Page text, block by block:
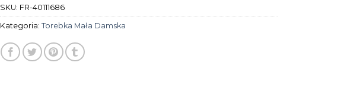
SKU: FR-40111686
Kategoria: Torebka Mała Damska